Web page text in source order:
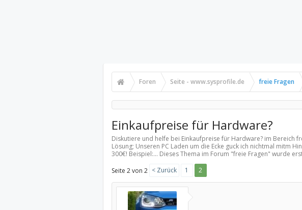
Foren Seite - www.sysprofile.de freie Fragen
Einkaufpreise für Hardware?
Diskutiere und helfe bei Einkaufpreise für Hardware? im Bereich
Lösung; Unseren PC Laden um die Ecke guck ich nichtmal mitm
300€! Beispiel:... Dieses Thema im Forum "freie Fragen" wurde
Seite 2 von 2 < Zurück 1 2